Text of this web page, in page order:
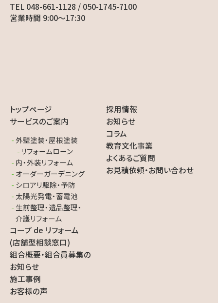
TEL 048-661-1128 / 050-1745-7100
営業時間 9:00〜17:30
トップページ
サービスのご案内
外壁塗装・屋根塗装
リフォームローン
内・外装リフォーム
オーダーガーデニング
シロアリ駆除・予防
太陽光発電・蓄電池
生前整理・遺品整理・
介護リフォーム
コープ de リフォーム
(店舗型相談窓口)
組合概要・組合員募集の
お知らせ
施工事例
お客様の声
採用情報
お知らせ
コラム
教育文化事業
よくあるご質問
お見積依頼・お問い合わせ